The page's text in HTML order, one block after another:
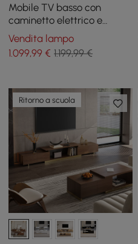
Mobile TV basso con
caminetto elettrico e
funzione telecomando in
bianco caldo, 200 cm
Vendita lampo
1.099,99 € 1.199,99 €
Ritorno a scuola